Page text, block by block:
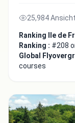
25,984
Ranking Ile de
Ranking : #208
Global
courses